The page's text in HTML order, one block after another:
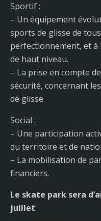
Sportif :
– Un équipement
sports de glisse de
perfectionnement, et à
de haut niveau.
– La prise en compte
sécurité, concernant
de glisse.
Social :
– Une participation
du territoire et de
– La mobilisation de
financiers.
Le skate park sera
juillet.